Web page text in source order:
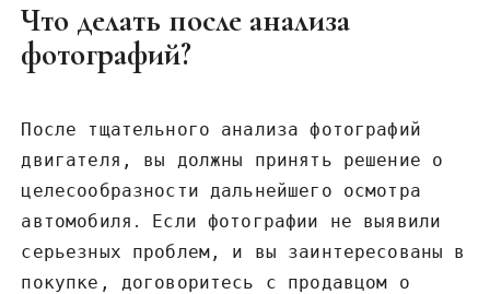
Что делать после анализа
фотографий?
После тщательного анализа фотографий
двигателя‚ вы должны принять решение о
целесообразности дальнейшего осмотра
автомобиля․ Если фотографии не выявили
серьезных проблем‚ и вы заинтересованы в
покупке‚ договоритесь с продавцом о